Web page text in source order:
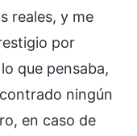
reales, y me
por
que pensaba,
ningún
en caso de